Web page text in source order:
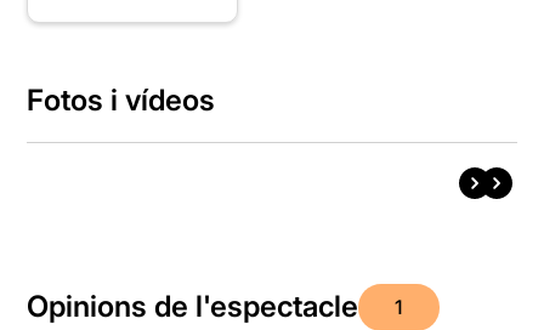
Fotos i vídeos
Opinions de l'espectacle 1